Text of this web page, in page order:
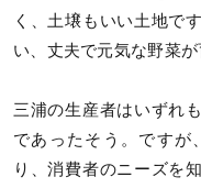
く、土壌もいい土地で
い、丈夫で元気な野菜が
三浦の生産者はいずれ
であったそう。ですが
り、消費者のニーズを